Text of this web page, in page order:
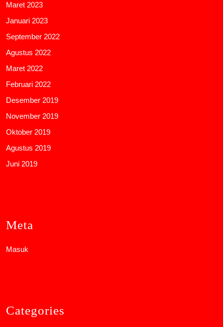
Maret 2023
Januari 2023
September 2022
Agustus 2022
Maret 2022
Februari 2022
Desember 2019
November 2019
Oktober 2019
Agustus 2019
Juni 2019
Meta
Masuk
Categories